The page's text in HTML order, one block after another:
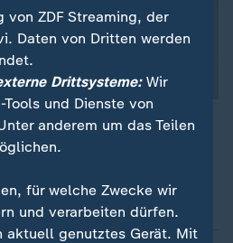
Bundesverband
gegen sexuellen
von ZDF Streaming, der
Daten von Dritten werden
Drittsysteme:Wir
und Dienste von
anderem um das Teilen
für welche Zwecke wir
und verarbeiten dürfen.
aktuell genutztes Gerät. Mit